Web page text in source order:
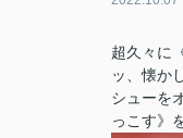
超久々に
ッ、懐か
シューを
っこす》